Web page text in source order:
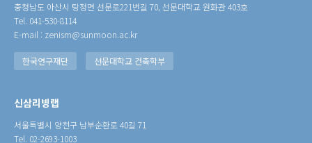
충청남도 아산시 탕정면 선문로221번길 70, 선문대학교 원화관 403호
Tel. 041-530-8114
E-mail : zenism@sunmoon.ac.kr
한국연구재단 선문대학교 건축학부
신삼리빙랩
서울특별시 양천구 남부순환로 40길 71
Tel. 02-2693-1003